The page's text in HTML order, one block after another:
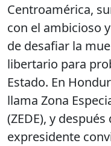
Centroamérica,
con el ambicioso
de desafiar la
libertario para
Estado. En
llama Zona
(ZEDE), y
expresidente